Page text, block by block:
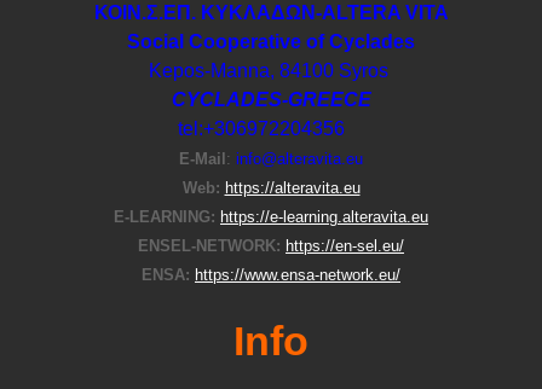
ΚΟΙΝ.Σ.ΕΠ. ΚΥΚΛΑΔΩΝ-ΑLTERA VITA
Social Cooperative of Cyclades
Kepos-Manna, 84100 Syros
CYCLADES-GREECE
tel:+306972204356
E-Μail : info@alteravita.eu
Web: https://alteravita.eu
E-LEARNING: https://e-learning.alteravita.eu
ENSEL-NETWORK: https://en-sel.eu/
ENSA: https://www.ensa-network.eu/
Info